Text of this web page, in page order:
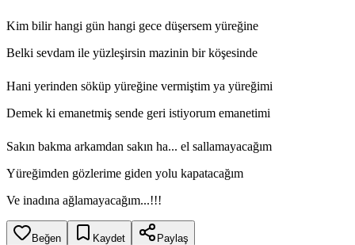
Kim bilir hangi gün hangi gece düşersem yüreğine
Belki sevdam ile yüzleşirsin mazinin bir köşesinde
Hani yerinden söküp yüreğine vermiştim ya yüreğimi
Demek ki emanetmiş sende geri istiyorum emanetimi
Sakın bakma arkamdan sakın ha... el sallamayacağım
Yüreğimden gözlerime giden yolu kapatacağım
Ve inadına ağlamayacağım...!!!
Beğen Kaydet Paylaş